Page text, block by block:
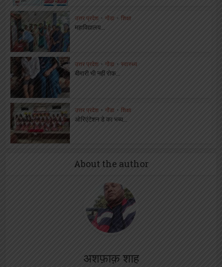
उत्तर प्रदेश • गोंडा • शिक्षा
महाविद्यालय...
उत्तर प्रदेश • गोंडा • स्वास्थ्य
बीमारी भी नहीं रोक...
उत्तर प्रदेश • गोंडा • शिक्षा
ओरिएंटेशन डे का भब्य...
About the author
अशफ़ाक़ शाह